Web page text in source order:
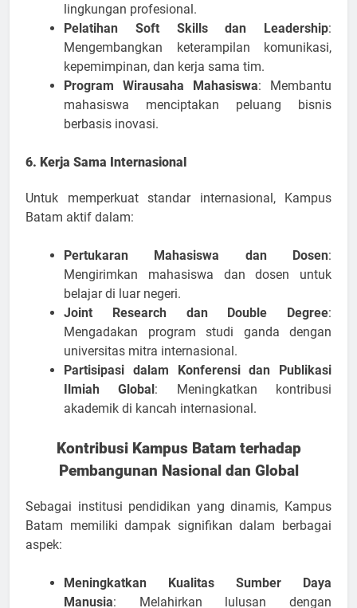
lingkungan profesional.
Pelatihan Soft Skills dan Leadership:
Mengembangkan keterampilan komunikasi,
kepemimpinan, dan kerja sama tim.
Program Wirausaha Mahasiswa: Membantu
mahasiswa menciptakan peluang bisnis
berbasis inovasi.
6. Kerja Sama Internasional
Untuk memperkuat standar internasional, Kampus
Batam aktif dalam:
Pertukaran Mahasiswa dan Dosen:
Mengirimkan mahasiswa dan dosen untuk
belajar di luar negeri.
Joint Research dan Double Degree:
Mengadakan program studi ganda dengan
universitas mitra internasional.
Partisipasi dalam Konferensi dan Publikasi
Ilmiah Global: Meningkatkan kontribusi
akademik di kancah internasional.
Kontribusi Kampus Batam terhadap
Pembangunan Nasional dan Global
Sebagai institusi pendidikan yang dinamis, Kampus
Batam memiliki dampak signifikan dalam berbagai
aspek:
Meningkatkan Kualitas Sumber Daya
Manusia: Melahirkan lulusan dengan